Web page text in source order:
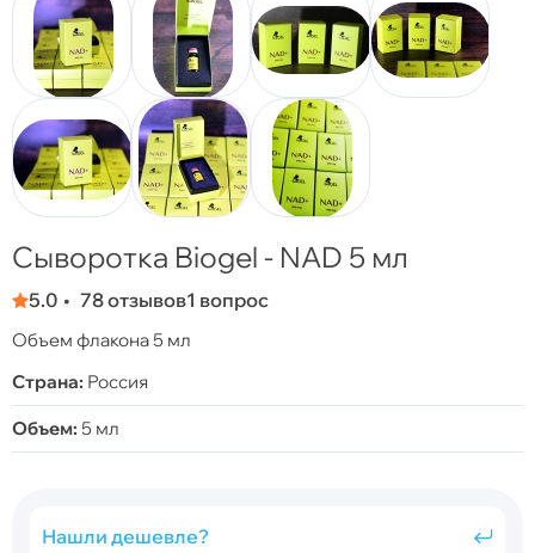
Сыворотка Biogel - NAD 5 мл
5.0 78 отзывов1 вопрос
Объем флакона 5 мл
Страна: Россия
Объем: 5 мл
Нашли дешевле?